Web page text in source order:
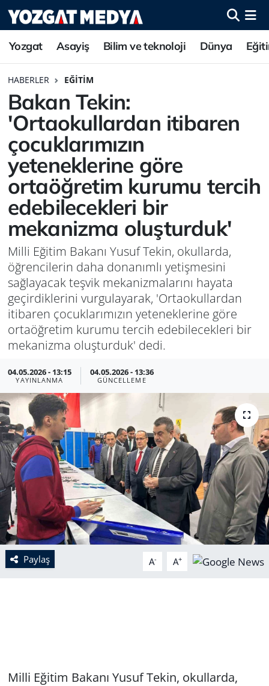
Yozgat Asayiş Bilim ve teknoloji Dünya
HABERLER EĞITIM
Bakan Tekin:
'Ortaokullardan itibaren
çocuklarımızın
yeteneklerine göre
ortaöğretim kurumu tercih
edebilecekleri bir
mekanizma oluşturduk'
Milli Eğitim Bakanı Yusuf Tekin, okullarda,
öğrencilerin daha donanımlı yetişmesini
sağlayacak teşvik mekanizmalarını hayata
geçirdiklerini vurgulayarak, 'Ortaokullardan
itibaren çocuklarımızın yeteneklerine göre
ortaöğretim kurumu tercih edebilecekleri bir
mekanizma oluşturduk' dedi.
04.05.2026 - 13:15
YAYINLANMA
04.05.2026 - 13:36
GÜNCELLEME
Paylaş A- A+
Milli Eğitim Bakanı Yusuf Tekin, okullarda,